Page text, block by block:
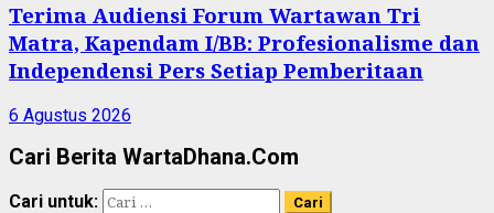
Terima Audiensi Forum Wartawan Tri
Matra, Kapendam I/BB: Profesionalisme dan
Independensi Pers Setiap Pemberitaan
6 Agustus 2026
Cari Berita WartaDhana.Com
Cari untuk: